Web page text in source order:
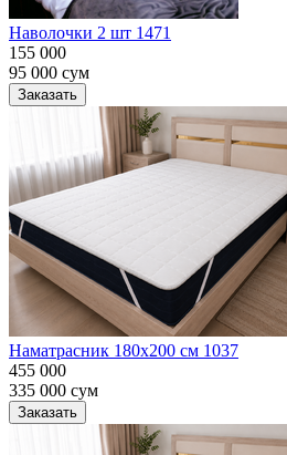
Наволочки 2 шт 1471
155 000
95 000 сум
Заказать
Наматрасник 180х200 см 1037
455 000
335 000 сум
Заказать